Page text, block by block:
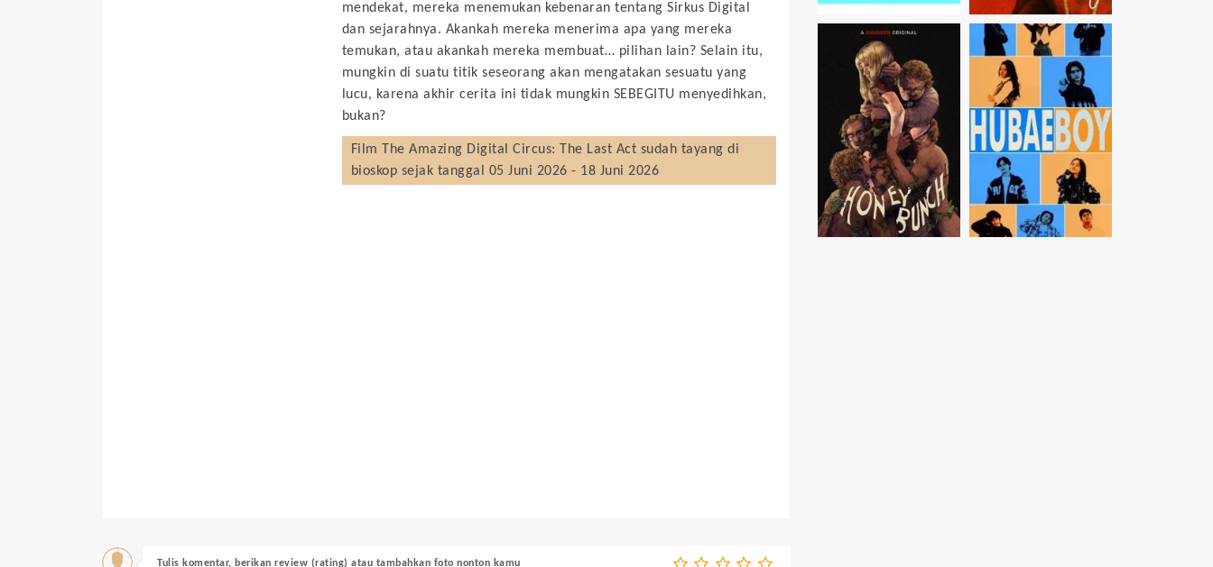
mendekat, mereka menemukan kebenaran tentang Sirkus Digital
dan sejarahnya. Akankah mereka menerima apa yang mereka
temukan, atau akankah mereka membuat… pilihan lain? Selain itu,
mungkin di suatu titik seseorang akan mengatakan sesuatu yang
lucu, karena akhir cerita ini tidak mungkin SEBEGITU menyedihkan,
bukan?
Film The Amazing Digital Circus: The Last Act sudah tayang di
bioskop sejak tanggal 05 Juni 2026 - 18 Juni 2026
Tulis komentar, berikan review (rating) atau tambahkan foto nonton kamu